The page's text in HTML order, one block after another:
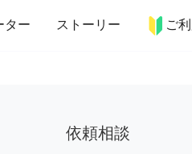
ター ストーリー ご
趣味・習い事 ペット
依頼相談